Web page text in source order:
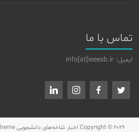
تماس با ما
ایمیل: info[at]ieeesb.ir
Copyright © 2026 اخبار شاخه‌های دانشجویی IEEE